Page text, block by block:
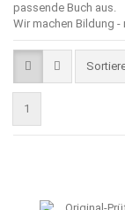
passende Buch aus.
Wir machen Bildung -
1